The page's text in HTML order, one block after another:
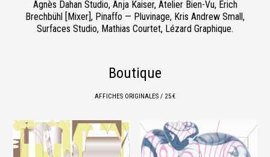
Agnès Dahan Studio, Anja Kaiser, Atelier Bien-Vu, Erich
Brechbühl [Mixer], Pinaffo — Pluvinage, Kris Andrew Small,
Surfaces Studio, Mathias Courtet, Lézard Graphique.
Boutique
AFFICHES ORIGINALES / 25 €